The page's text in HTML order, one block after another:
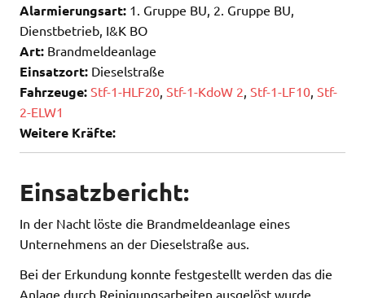
Alarmierungsart: 1. Gruppe BU, 2. Gruppe BU,
Dienstbetrieb, I&K BO
Art: Brandmeldeanlage
Einsatzort: Dieselstraße
Fahrzeuge: Stf-1-HLF20 Stf-1-KdoW 2 Stf-1-LF10 Stf-
2-ELW1
Weitere Kräfte:
Einsatzbericht:
In der Nacht löste die Brandmeldeanlage eines
Unternehmens an der Dieselstraße aus.
Bei der Erkundung konnte festgestellt werden das die
Anlage durch Reinigungsarbeiten ausgelöst wurde.